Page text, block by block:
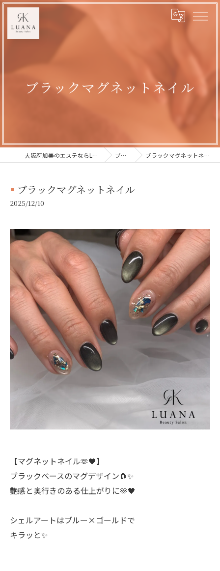
ブラックマグネットネイル
大阪府加美のエステならLUANA ブログ ブラックマグネットネイル
ブラックマグネットネイル
2025/12/10
⁡【マグネットネイル🫶🖤】
⁡ブラックベースのマグデザイン🧲✨
艶感と奥行きのある仕上がりに🫶🖤
シェルアートはブルー×ゴールドで
キラッと✨